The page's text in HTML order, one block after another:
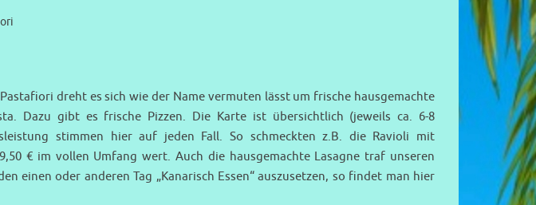
dreht es sich wie der Name vermuten lässt um frische hausgemachte
Dazu gibt es frische Pizzen. Die Karte ist übersichtlich (jeweils ca. 6-8
stimmen hier auf jeden Fall. So schmeckten z.B. die Ravioli mit
€ im vollen Umfang wert. Auch die hausgemachte Lasagne traf unseren
einen oder anderen Tag „Kanarisch Essen“ auszusetzen, so findet man hier